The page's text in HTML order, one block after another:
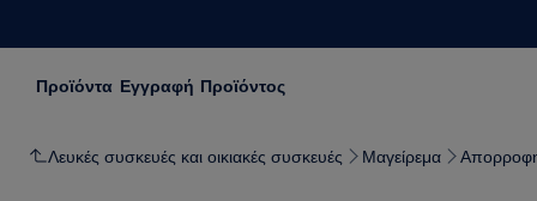
Προϊόντα Εγγραφή Προϊόντος
Λευκές συσκευές και οικιακές συσκευές Μαγείρεμα